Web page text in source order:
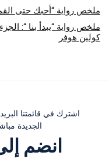
ملخص رواية “أحبك حتى
ملخص رواية “يبدأ بنا “:
كولين هوفر
اشترك في قائمتنا
الجديدة
انضم